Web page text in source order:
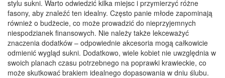
stylu sukni. Warto odwiedzić kilka miejsc i przymierzyć różne
fasony, aby znaleźć ten idealny. Często panie młode zapominają
również o budżecie, co może prowadzić do nieprzyjemnych
niespodzianek finansowych. Nie należy także lekceważyć
znaczenia dodatków – odpowiednie akcesoria mogą całkowicie
odmienić wygląd sukni. Dodatkowo, wiele kobiet nie uwzględnia w
swoich planach czasu potrzebnego na poprawki krawieckie, co
może skutkować brakiem idealnego dopasowania w dniu ślubu.